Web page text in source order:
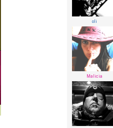
oli
Malicia